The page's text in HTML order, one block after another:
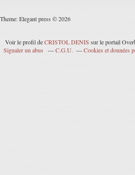
Theme: Elegant press © 2026
Voir le profil deCRISTOL DENIS sur le portail
Signaler un abus
C.G.U. Cookies et données